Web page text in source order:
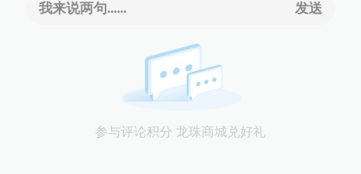
我来说两句...... 发送
参与评论积分 龙珠商城兑好礼